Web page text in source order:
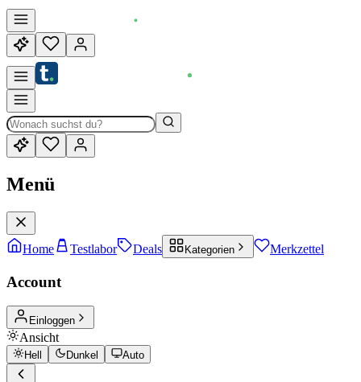
Menü
Home Testlabor Deals Kategorien Merkzettel
Account
Einloggen
Ansicht
Hell Dunkel Auto